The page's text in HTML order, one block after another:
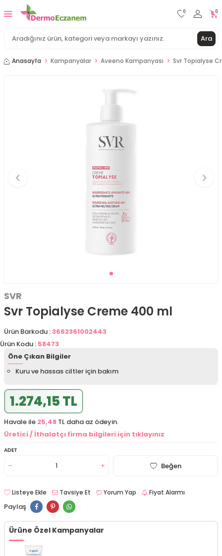
Ara
0 0
Anasayfa Kampanyalar Aveeno Kampanyası Svr Topialyse
SVR
Svr Topialyse Creme 400 ml
Ürün Barkodu :3662361002443
Ürün Kodu : 58473
Öne Çıkan Bilgiler
Kuru ve hassas ciltler için bakım
1.274,15 TL
Havale ile 25,48 TL daha az ödeyin.
Üretici / İthalatçı firma bilgileri için tıklayınız
ADET
Beğen
Listeye Ekle Tavsiye Et Yorum Yap Fiyat Alarmı
Paylaş
Ürüne Özel Kampanyalar